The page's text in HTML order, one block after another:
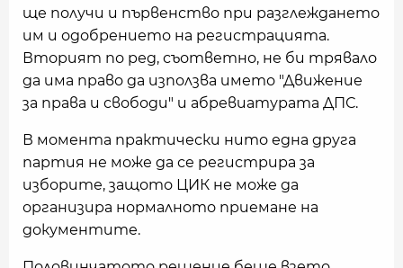
ще получи и първенство при разглеждането
им и одобрението на регистрацията.
Вторият по ред, съответно, не би трявало
да има право да използва името "Движение
за права и свободи" и абревиатурата ДПС.
В момента практически нито една друга
партия не може да се регистрира за
изборите, защото ЦИК не може да
организира нормалното приемане на
документите.